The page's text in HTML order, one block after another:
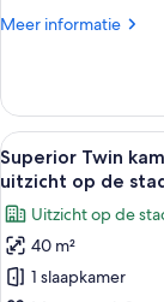
laden
Meer informatie
Meer
Twin
kamer,
niet-
roken
Alle
foto's
voor
Superior
Twin
kamer,
6
Superior Twin
uitzicht op de
Uitzicht op de
40 m²
1 slaapkamer